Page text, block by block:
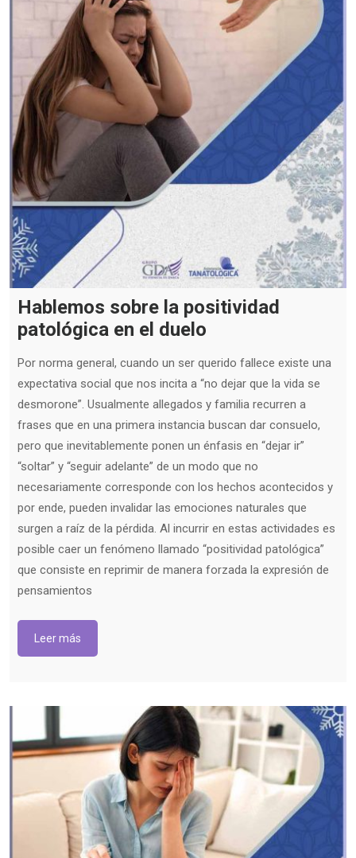
Hablemos sobre la positividad
patológica en el duelo
Por norma general, cuando un ser querido fallece existe una
expectativa social que nos incita a “no dejar que la vida se
desmorone”. Usualmente allegados y familia recurren a
frases que en una primera instancia buscan dar consuelo,
pero que inevitablemente ponen un énfasis en “dejar ir”
“soltar” y “seguir adelante” de un modo que no
necesariamente corresponde con los hechos acontecidos y
por ende, pueden invalidar las emociones naturales que
surgen a raíz de la pérdida. Al incurrir en estas actividades es
posible caer un fenómeno llamado “positividad patológica”
que consiste en reprimir de manera forzada la expresión de
pensamientos
Leer más